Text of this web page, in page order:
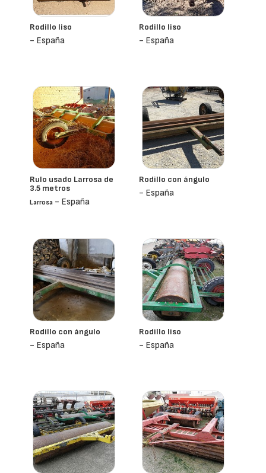
Rodillo liso
- España
Rodillo liso
- España
Rulo usado Larrosa de
3.5 metros
Larrosa - España
Rodillo con ángulo
- España
Rodillo con ángulo
- España
Rodillo liso
- España